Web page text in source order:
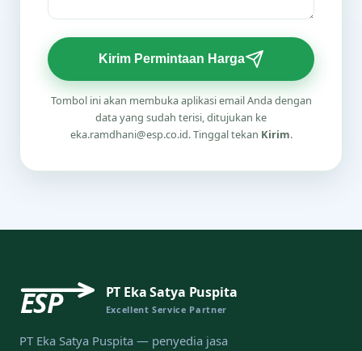
Kirim Permintaan Harga
Tombol ini akan membuka aplikasi email Anda dengan
data yang sudah terisi, ditujukan ke
eka.ramdhani@esp.co.id. Tinggal tekan Kirim.
ESP PT Eka Satya Puspita
Excellent Service Partner
PT Eka Satya Puspita — penyedia jasa